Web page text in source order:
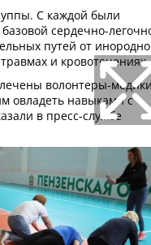
С каждой были
сердечно-
путей от
и кровотечениях.
волонтеры-
овладеть навыками с
в пресс-службе